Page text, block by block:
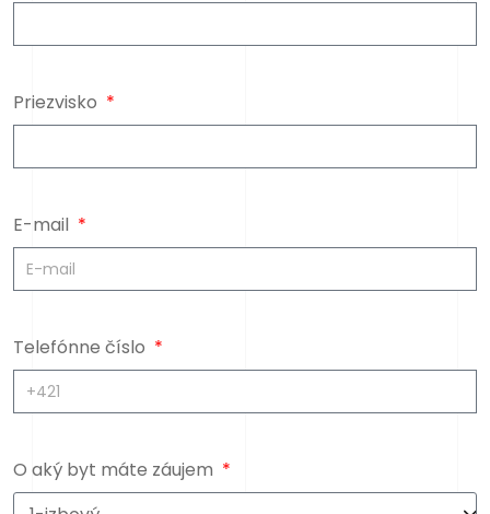
Priezvisko
E-mail
Telefónne číslo
O aký byt máte záujem